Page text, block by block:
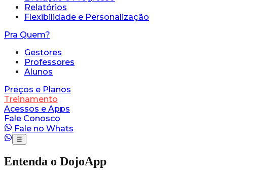
Relatórios
Flexibilidade e Personalização
Pra Quem?
Gestores
Professores
Alunos
Preços e Planos
Treinamento
Acessos e Apps
Fale Conosco
Fale no Whats
☰
Entenda o DojoApp